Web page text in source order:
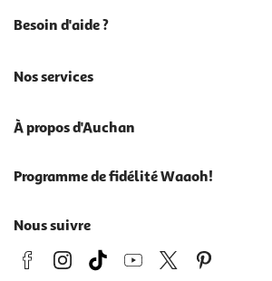
Besoin d'aide ?
Nos services
À propos d'Auchan
Programme de fidélité Waaoh!
Nous suivre